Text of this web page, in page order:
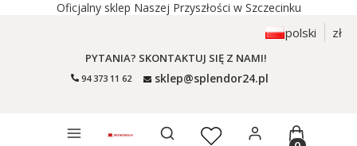
Oficjalny sklep Naszej Przyszłości w Szczecinku
polski zł
PYTANIA? SKONTAKTUJ SIĘ Z NAMI!
94 373 11 62 sklep@splendor24.pl
Otwórz wyszukiwarkęProdukty